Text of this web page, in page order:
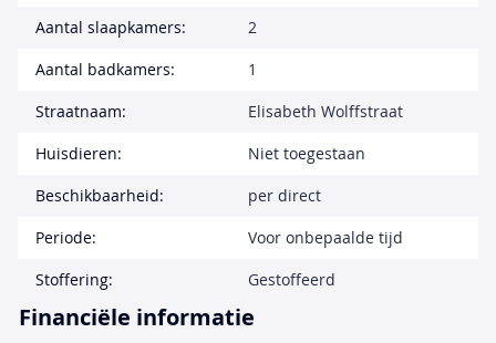
Aantal slaapkamers:
2
Aantal badkamers:
1
Straatnaam:
Elisabeth Wolffstraat
Huisdieren:
Niet toegestaan
Beschikbaarheid:
per direct
Periode:
Voor onbepaalde tijd
Stoffering:
Gestoffeerd
Financiële informatie